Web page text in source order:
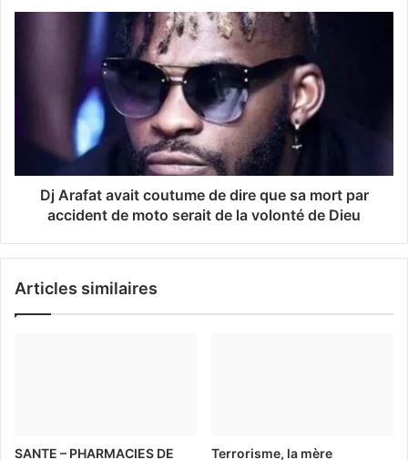
Dj Arafat avait coutume de dire que sa mort par
accident de moto serait de la volonté de Dieu
Articles similaires
SANTE – PHARMACIES DE
Terrorisme, la mère